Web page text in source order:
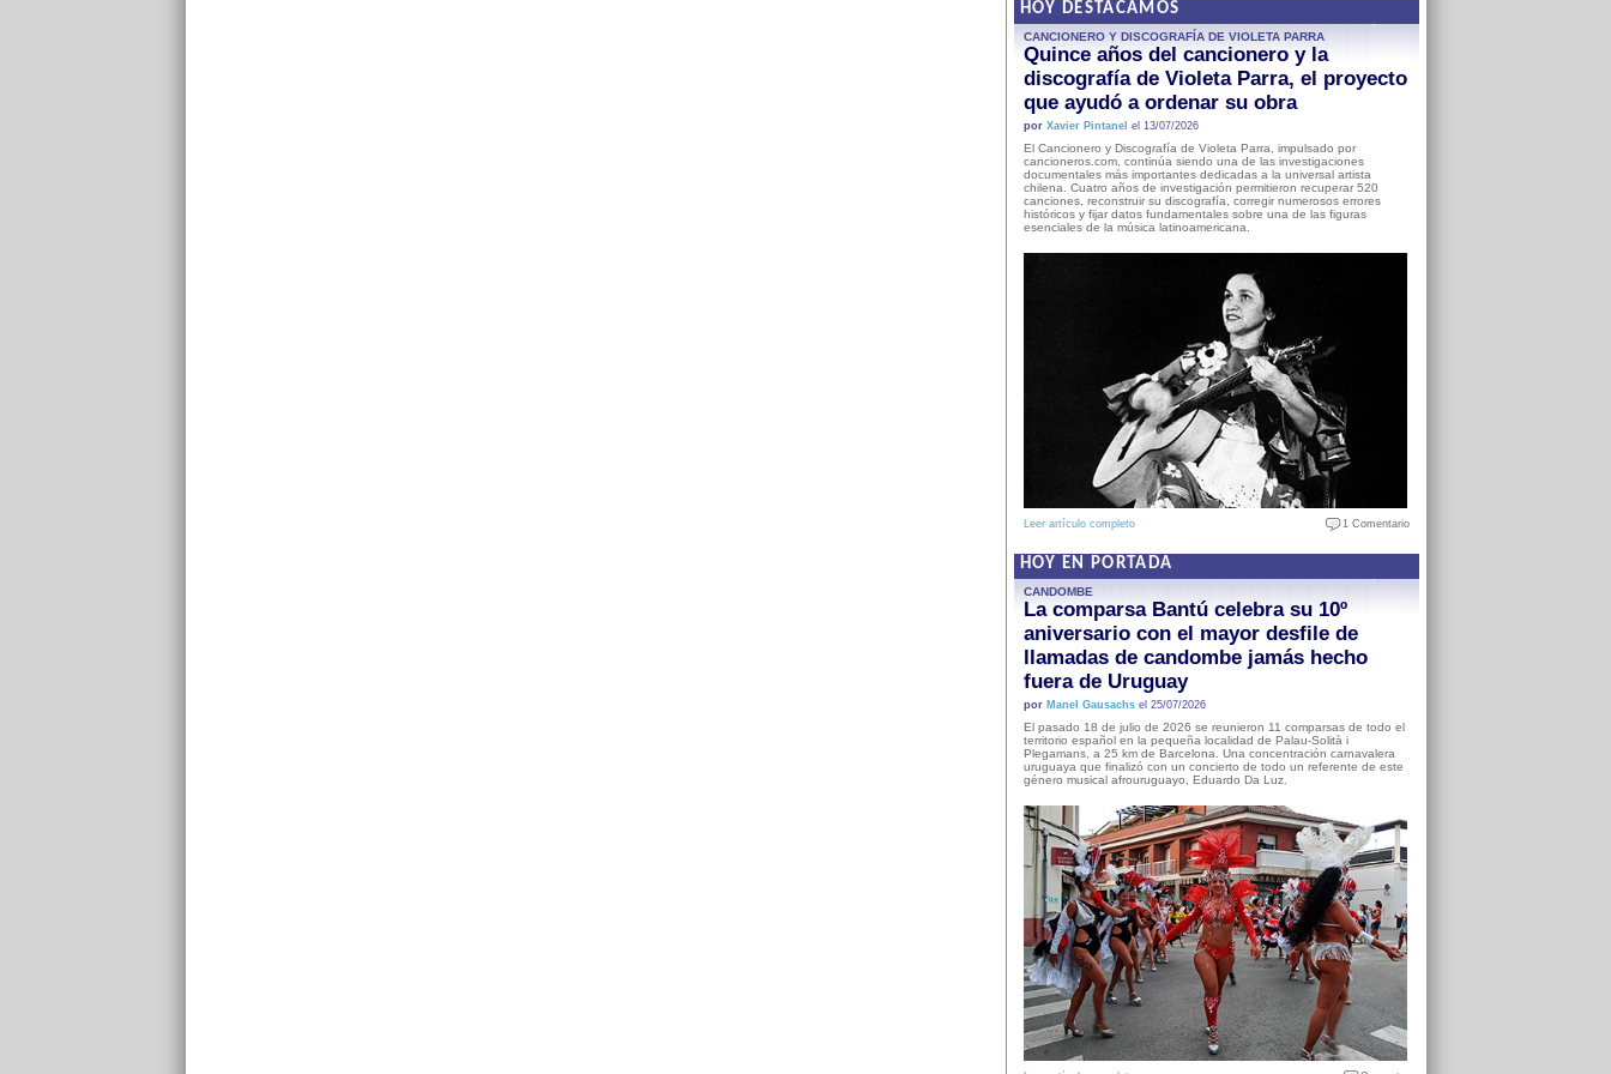
HOY DESTACAMOS
CANCIONERO Y DISCOGRAFÍA DE VIOLETA PARRA
Quince años del cancionero y la
discografía de Violeta Parra, el proyecto
que ayudó a ordenar su obra
por Xavier Pintanel el 13/07/2026
El Cancionero y Discografía de Violeta Parra, impulsado por
cancioneros.com, continúa siendo una de las investigaciones
documentales más importantes dedicadas a la universal artista
chilena. Cuatro años de investigación permitieron recuperar 520
canciones, reconstruir su discografía, corregir numerosos errores
históricos y fijar datos fundamentales sobre una de las figuras
esenciales de la música latinoamericana.
Leer artículo completo 1 Comentario
HOY EN PORTADA
CANDOMBE
La comparsa Bantú celebra su 10º
aniversario con el mayor desfile de
llamadas de candombe jamás hecho
fuera de Uruguay
por Manel Gausachsel 25/07/2026
El pasado 18 de julio de 2026 se reunieron 11 comparsas de todo el
territorio español en la pequeña localidad de Palau-Solità i
Plegamans, a 25 km de Barcelona. Una concentración carnavalera
uruguaya que finalizó con un concierto de todo un referente de este
género musical afrouruguayo, Eduardo Da Luz.